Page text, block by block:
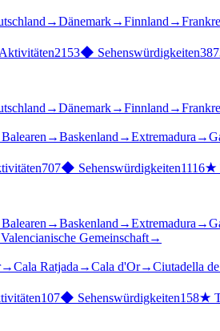
→Dänemark→Finnland →
Aktivitäten2153◆ Sehenswürdigkeiten
→Dänemark→Finnland →
Balearen →Baskenland →Extremadura →
707◆ Sehenswürdigkeiten1116★
Balearen →Baskenland →Extremadura →
Valencianische Gemeinschaft→
→Cala Ratjada →Cala d'Or→Ciutadella
107◆ Sehenswürdigkeiten158★